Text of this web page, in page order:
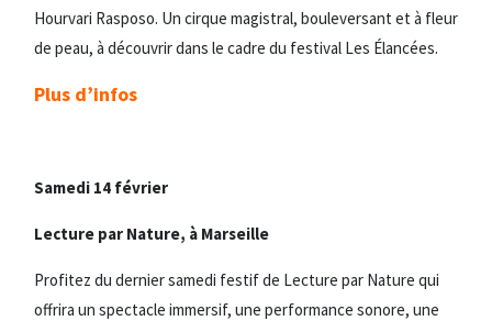
Hourvari Rasposo. Un cirque magistral, bouleversant et à fleur
de peau, à découvrir dans le cadre du festival Les Élancées.
Plus d’infos
Samedi 14 février
Lecture par Nature, à Marseille
Profitez du dernier samedi festif de Lecture par Nature qui
offrira un spectacle immersif, une performance sonore, une